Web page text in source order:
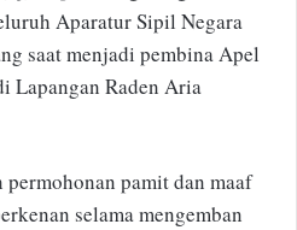
Aparatur Sipil Negara
saat menjadi pembina Apel
Lapangan Raden Aria
pamit dan maaf
selama mengemban